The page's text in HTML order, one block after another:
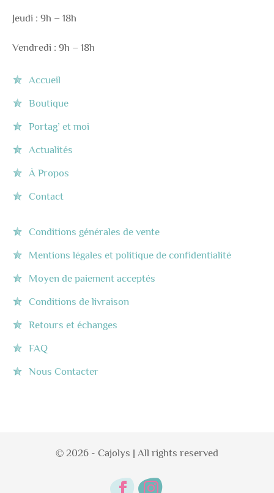
Jeudi : 9h – 18h
Vendredi : 9h – 18h
Accueil
Boutique
Portag’ et moi
Actualités
À Propos
Contact
Conditions générales de vente
Mentions légales et politique de confidentialité
Moyen de paiement acceptés
Conditions de livraison
Retours et échanges
FAQ
Nous Contacter
© 2026 - Cajolys | All rights reserved